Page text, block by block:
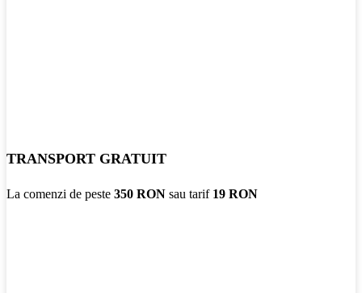
TRANSPORT GRATUIT
La comenzi de peste 350 RON sau tarif 19 RON